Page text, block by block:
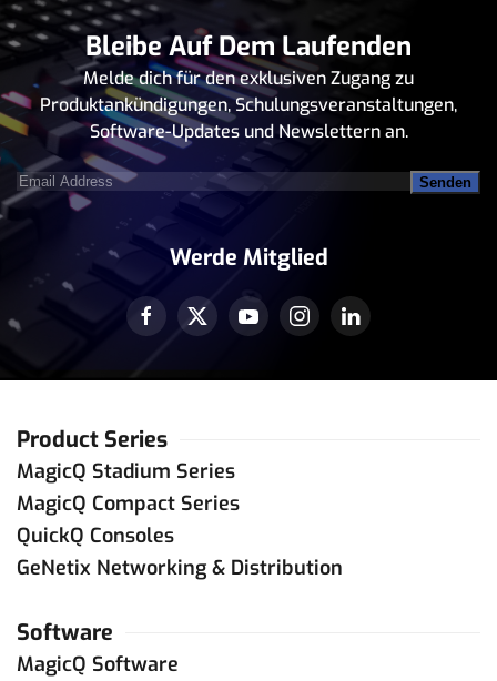
Bleibe Auf Dem Laufenden
Melde dich für den exklusiven Zugang zu
Produktankündigungen, Schulungsveranstaltungen,
Software-Updates und Newslettern an.
Email
Address(erforderlich)
Werde Mitglied
Product Series
MagicQ Stadium Series
MagicQ Compact Series
QuickQ Consoles
GeNetix Networking & Distribution
Software
MagicQ Software